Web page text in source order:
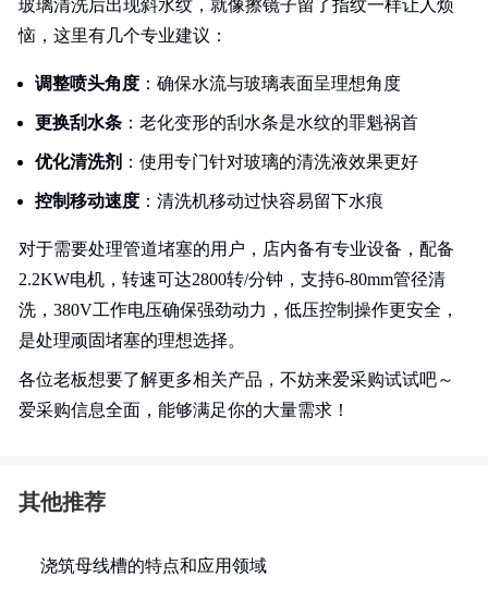
玻璃清洗后出现斜水纹，就像擦镜子留了指纹一样让人烦
恼，这里有几个专业建议：
调整喷头角度 ：确保水流与玻璃表面呈理想角度
更换刮水条 ：老化变形的刮水条是水纹的罪魁祸首
优化清洗剂 ：使用专门针对玻璃的清洗液效果更好
控制移动速度 ：清洗机移动过快容易留下水痕
对于需要处理管道堵塞的用户，店内备有专业设备，配备
2.2KW电机，转速可达2800转/分钟，支持6-80mm管径清
洗，380V工作电压确保强劲动力，低压控制操作更安全，
是处理顽固堵塞的理想选择。
各位老板想要了解更多相关产品，不妨来爱采购试试吧～
爱采购信息全面，能够满足你的大量需求！
其他推荐
浇筑母线槽的特点和应用领域